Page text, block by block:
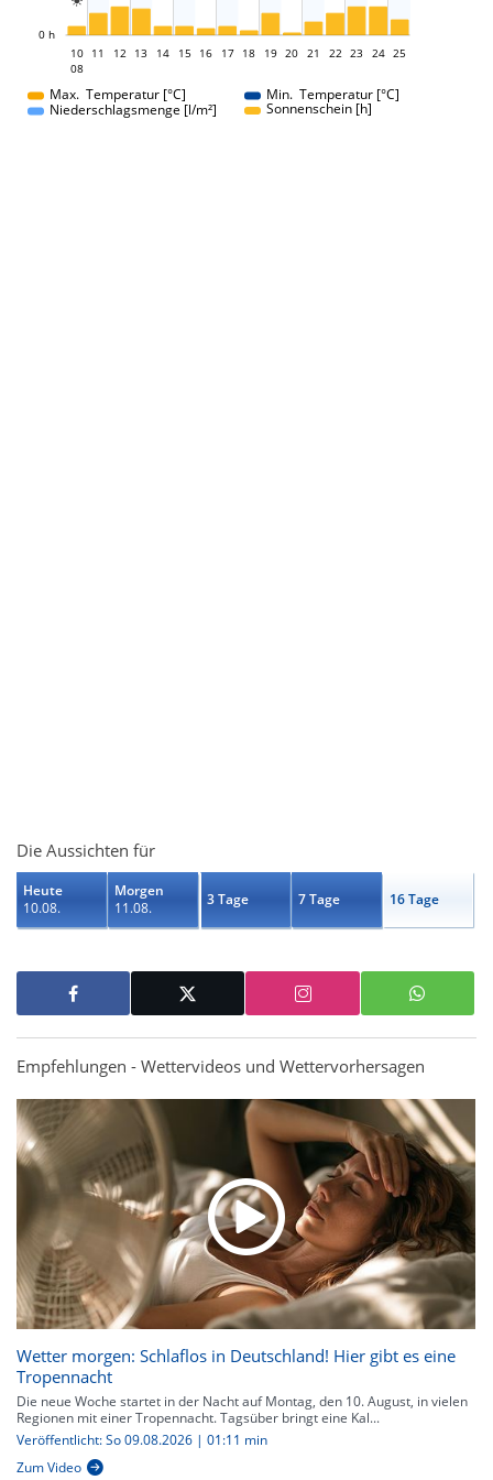
0 h
10
10
08
11 12 13 14 15 16 17 18 19 20 21 22 23 24 25
Max. Temperatur [°C]
Min. Temperatur [°C]
Niederschlagsmenge [l/m²]
Sonnenschein [h]
Die Aussichten für
Heute
10.08.
Morgen
11.08.
3 Tage 7 Tage 16 Tage
Empfehlungen - Wettervideos und Wettervorhersagen
Wetter morgen: Schlaflos in Deutschland! Hier gibt es eine
Tropennacht
Die neue Woche startet in der Nacht auf Montag, den 10. August, in vielen
Regionen mit einer Tropennacht. Tagsüber bringt eine Kal...
Veröffentlicht: So 09.08.2026 | 01:11 min
Zum Video